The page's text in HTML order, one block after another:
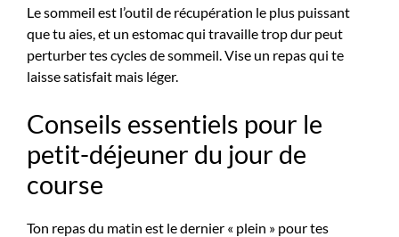
Le sommeil est l’outil de récupération le plus puissant
que tu aies, et un estomac qui travaille trop dur peut
perturber tes cycles de sommeil. Vise un repas qui te
laisse satisfait mais léger.
Conseils essentiels pour le
petit-déjeuner du jour de
course
Ton repas du matin est le dernier « plein » pour tes